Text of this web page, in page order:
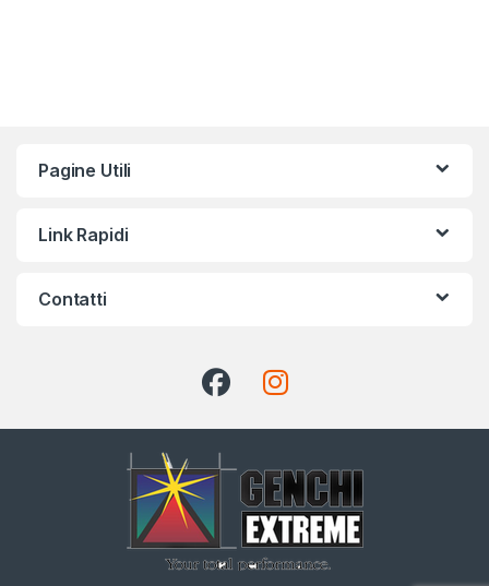
Pagine Utili
Link Rapidi
Contatti